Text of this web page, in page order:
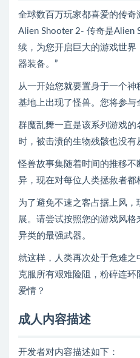
全球数百万玩家都喜爱的传奇
Alien Shooter 2- 传奇是Alien
续，为您开启巨大的游戏世界
器装备。”
从一开始您就要置身于一个
基地上出现了怪兽。您将参与
群魔乱舞一直是该系列游戏的
时，被击溃的生物残骸也没有
怪兽故事集随着时间的推移
异，现在对每位人类拯救者都
为了避免不速之客占据上风
展。请尝试按照您的游戏风格
异类的最强武器。
就这样，人类再次处于危难之
克服所有艰难险阻，粉碎连
爱情？
成人内容描述
开发者对内容描述如下：